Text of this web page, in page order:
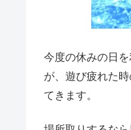
今度の休みの日を
が、遊び疲れた
てきます。